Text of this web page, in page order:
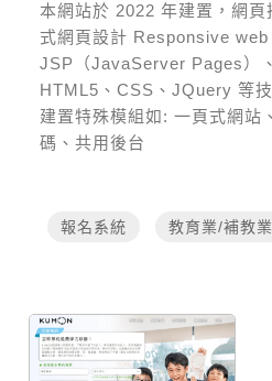
本網站於 2022 年建置，網頁
式網頁設計 Responsive web
JSP（JavaServer Pages）
HTML5、CSS、JQuery 等
建置特殊模組如:一頁式網站
碼、共用後台
報名系統 教育業/補教業